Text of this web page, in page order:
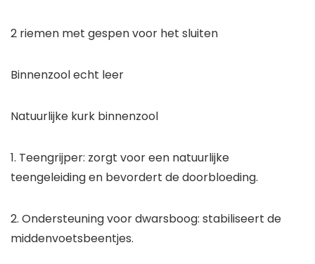
2 riemen met gespen voor het sluiten
Binnenzool echt leer
Natuurlijke kurk binnenzool
1. Teengrijper: zorgt voor een natuurlijke
teengeleiding en bevordert de doorbloeding.
2. Ondersteuning voor dwarsboog: stabiliseert de
middenvoetsbeentjes.